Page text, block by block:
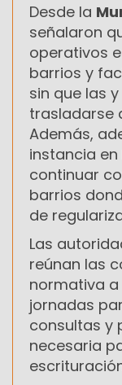
Desde la
señalaron
operativos
barrios y
sin que las
trasladarse
Además,
instancia en
continuar
barrios
de
Las
reúnan las
normativa
jornadas
consultas y
necesaria